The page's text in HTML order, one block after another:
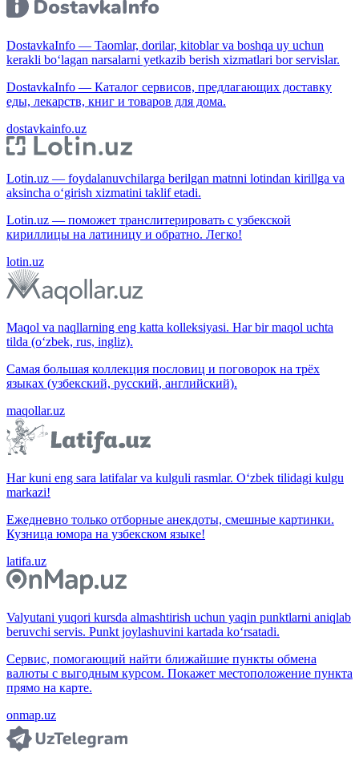
DostavkaInfo — Taomlar, dorilar, kitoblar va boshqa uy uchun
kerakli bo‘lagan narsalarni yetkazib berish xizmatlari bor servislar.
DostavkaInfo — Каталог сервисов, предлагающих доставку
еды, лекарств, книг и товаров для дома.
dostavkainfo.uz
Lotin.uz — foydalanuvchilarga berilgan matnni lotindan kirillga va
aksincha o‘girish xizmatini taklif etadi.
Lotin.uz — поможет транслитерировать с узбекской
кириллицы на латиницу и обратно. Легко!
lotin.uz
Maqol va naqllarning eng katta kolleksiyasi. Har bir maqol uchta
tilda (o‘zbek, rus, ingliz).
Самая большая коллекция пословиц и поговорок на трёх
языках (узбекский, русский, английский).
maqollar.uz
Har kuni eng sara latifalar va kulguli rasmlar. O‘zbek tilidagi kulgu
markazi!
Ежедневно только отборные анекдоты, смешные картинки.
Кузница юмора на узбекском языке!
latifa.uz
Valyutani yuqori kursda almashtirish uchun yaqin punktlarni aniqlab
beruvchi servis. Punkt joylashuvini kartada ko‘rsatadi.
Сервис, помогающий найти ближайшие пункты обмена
валюты с выгодным курсом. Покажет местоположение пункта
прямо на карте.
onmap.uz